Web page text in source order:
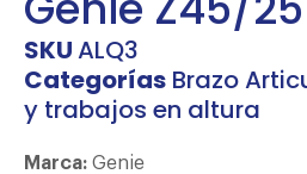
SKUALQ3
Categorías Brazo
y trabajos en altura
Marca: Genie